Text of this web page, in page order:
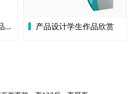
产品设计专业学生作品集 产品设计学生作品欣赏